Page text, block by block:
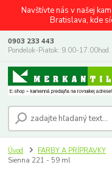
Navštívte nás v našej
Bratislava, kde
0903 233 443
Pondelok-Piatok: 9.00-17.00hod.
Úvod FARBY A PRÍPRAVKY
Sienna 221 - 59 ml